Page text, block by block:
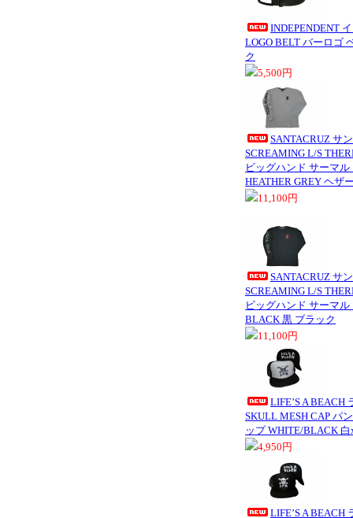
INDEPENDENT
LOGO BELT バーロゴ
ク
5,500円
SANTACRUZ サ
SCREAMING L/S
ビッグハンド サーマ
HEATHER GREY ヘザ
11,100円
SANTACRUZ サ
SCREAMING L/S
ビッグハンド サーマ
BLACK 黒 ブラック
11,100円
LIFE’S A BEACH
SKULL MESH CAP パ
ップ WHITE/BLACK
4,950円
LIFE’S A BEACH